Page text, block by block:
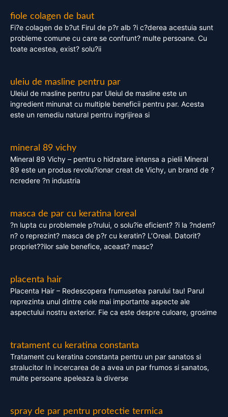
fiole colagen de baut
Fi?e colagen de b?ut Firul de p?r alb ?i c?derea acestuia sunt
probleme comune cu care se confrunt? multe persoane. Cu
toate acestea, exist? solu?ii
uleiu de masline pentru par
Uleiul de masline pentru par Uleiul de masline este un
ingredient minunat cu multiple beneficii pentru par. Acesta
este un remediu natural pentru ingrijirea si
mineral 89 vichy
Mineral 89 Vichy – pentru o hidratare intensa a pielii Mineral
89 este un produs revolu?ionar creat de Vichy, un brand de ?
ncredere ?n industria
masca de par cu keratina loreal
?n lupta cu problemele p?rului, o solu?ie eficient? ?i la ?ndem?
n? o reprezint? masca de p?r cu keratin? L’Oreal. Datorit?
propriet??ilor sale benefice, aceast? masc?
placenta hair
Placenta Hair – Redescopera frumusetea parului tau! Parul
reprezinta unul dintre cele mai importante aspecte ale
aspectului nostru exterior. Fie ca este despre culoare, grosime
tratament cu keratina constanta
Tratament cu keratina constanta pentru un par sanatos si
stralucitor In incercarea de a avea un par frumos si sanatos,
multe persoane apeleaza la diverse
spray de par pentru protectie termica